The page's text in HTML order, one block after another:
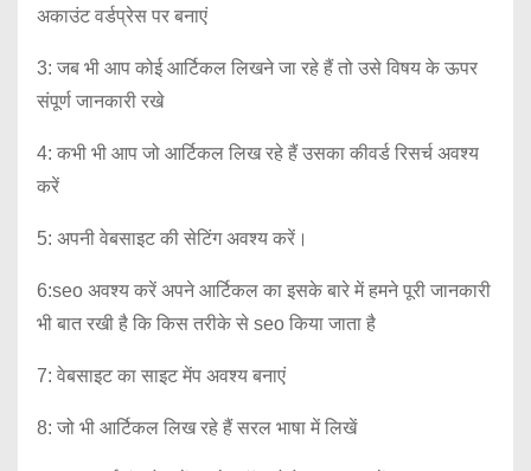
अकाउंट वर्डप्रेस पर बनाएं
3: जब भी आप कोई आर्टिकल लिखने जा रहे हैं तो उसे विषय के ऊपर
संपूर्ण जानकारी रखे
4: कभी भी आप जो आर्टिकल लिख रहे हैं उसका कीवर्ड रिसर्च अवश्य
करें
5: अपनी वेबसाइट की सेटिंग अवश्य करें।
6:seo अवश्य करें अपने आर्टिकल का इसके बारे में हमने पूरी जानकारी
भी बात रखी है कि किस तरीके से seo किया जाता है
7: वेबसाइट का साइट मेंप अवश्य बनाएं
8: जो भी आर्टिकल लिख रहे हैं सरल भाषा में लिखें